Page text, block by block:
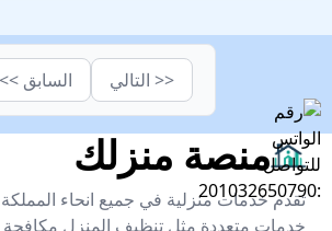
<< التالي السابق >>
منصة منزلك
تقدم خدمات منزلية في جميع انحاء المملكة
خدمات متعددة مثل تنظيف المنزل